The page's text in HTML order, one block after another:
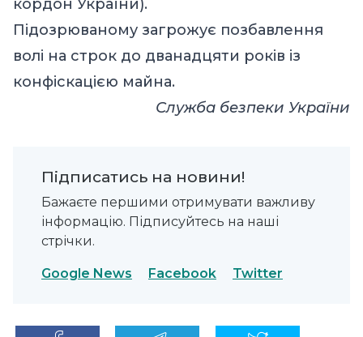
кордон України).
Підозрюваному загрожує позбавлення
волі на строк до дванадцяти років із
конфіскацією майна.
Служба безпеки України
Підписатись на новини!
Бажаєте першими отримувати важливу
інформацію. Підписуйтесь на наші
стрічки.
Google News Facebook Twitter